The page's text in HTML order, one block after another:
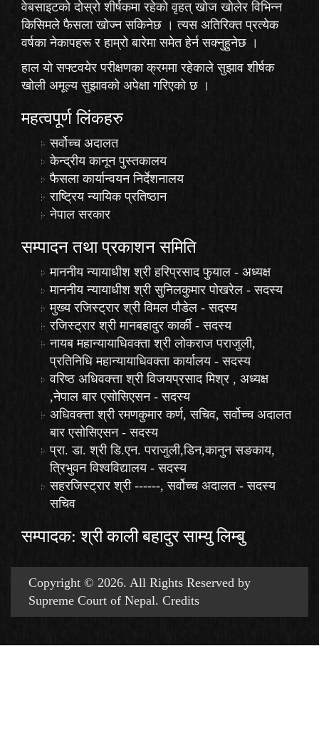
वेबसाइटको दोस्रो शीर्षकमा रहेकोवृहत् खोज खोलेर विभिन्न
किसिमले फैसला खोज्न सकिनेछ । त्यस अतिरिक्त प्रत्येक
वर्षका नेकापहरू र हाम्रो बारेमा समेत हेर्न सक्नुहुनेछ ।
हाल यो सफ्टवयेर परीक्षणका क्रममा रहेकालेसुझाव शीर्षक
खोली अमूल्य सुझावको अपेक्षा गरिएको छ ।
महत्वपूर्ण लिंकहरु
सर्वोच्च अदालत
केन्द्रीय कानून पुस्तकालय
फैसला कार्यान्वयन निर्देशनालय
राष्ट्रिय न्यायिक प्रतिष्ठान
नेपाल सरकार
सम्पादन तथा प्रकाशन समिति
माननीय न्यायाधीश श्री हरिप्रसाद फुयाल - अध्यक्ष
माननीय न्यायाधीश श्री सुनिलकुमार पोखरेल - सदस्य
मुख्य रजिस्ट्रार श्री विमल पौडेल - सदस्य
रजिस्ट्रार श्री मानबहादुर कार्की - सदस्य
नायब महान्यायाधिवक्ता श्री लोकराज पराजुली,
प्रतिनिधि महान्यायाधिवक्ता कार्यालय - सदस्य
वरिष्ठ अधिवक्त्ता श्री विजयप्रसाद मिश्र , अध्यक्ष
,नेपाल बार एसोसिएसन - सदस्य
अधिवक्त्ता श्री रमणकुमार कर्ण, सचिव, सर्वोच्च अदालत
बार एसोसिएसन - सदस्य
प्रा. डा. श्री डि.एन. पराजुली,डिन,कानुन सङकाय,
त्रिभुवन विश्वविद्यालय - सदस्य
सहरजिस्ट्रार श्री ------, सर्वोच्च अदालत - सदस्य
सचिव
सम्पादक: श्री काली बहादुर साम्यु लिम्बु
Copyright © 2026. All Rights Reserved by
Supreme Court of Nepal. Credits